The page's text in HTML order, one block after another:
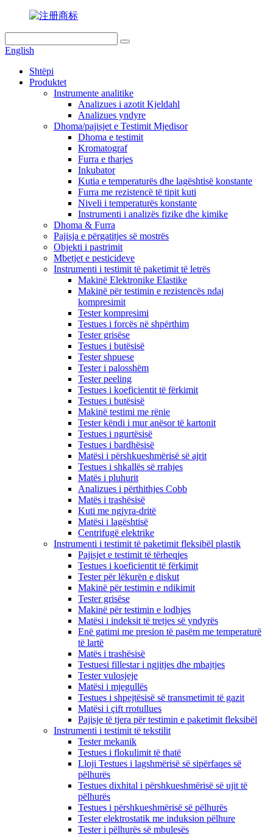
English
Shtëpi
Produktet
Instrumente analitike
Analizues i azotit Kjeldahl
Analizues yndyre
Dhoma/pajisjet e Testimit Mjedisor
Dhoma e testimit
Kromatograf
Furra e tharjes
Inkubator
Kutia e temperaturës dhe lagështisë konstante
Furra me rezistencë të tipit kuti
Niveli i temperaturës konstante
Instrumenti i analizës fizike dhe kimike
Dhoma & Furra
Pajisja e përgatitjes së mostrës
Objekti i pastrimit
Mbetjet e pesticideve
Instrumenti i testimit të paketimit të letrës
Makinë Elektronike Elastike
Makinë për testimin e rezistencës ndaj
kompresimit
Tester kompresimi
Testues i forcës në shpërthim
Tester grisëse
Testues i butësisë
Tester shpuese
Tester i palosshëm
Tester peeling
Testues i koeficientit të fërkimit
Testues i butësisë
Makinë testimi me rënie
Tester këndi i mur anësor të kartonit
Testues i ngurtësisë
Testues i bardhësisë
Matësi i përshkueshmërisë së ajrit
Testues i shkallës së rrahjes
Matës i pluhurit
Analizues i përthithjes Cobb
Matës i trashësisë
Kuti me ngjyra-dritë
Matësi i lagështisë
Centrifugë elektrike
Instrumenti i testimit të paketimit fleksibël plastik
Pajisjet e testimit të tërheqjes
Testues i koeficientit të fërkimit
Tester për lëkurën e diskut
Makinë për testimin e ndikimit
Tester grisëse
Makinë për testimin e lodhjes
Matësi i indeksit të tretjes së yndyrës
Enë gatimi me presion të pasëm me temperaturë
të lartë
Matës i trashësisë
Testuesi fillestar i ngjitjes dhe mbajtjes
Tester vulosjeje
Matësi i mjegullës
Testues i shpejtësisë së transmetimit të gazit
Matësi i çift rrotullues
Pajisje të tjera për testimin e paketimit fleksibël
Instrumenti i testimit të tekstilit
Tester mekanik
Testues i flokulimit të thatë
Lloji Testues i lagshmërisë së sipërfaqes së
pëlhurës
Testues dixhital i përshkueshmërisë së ujit të
pëlhurës
Testues i përshkueshmërisë së pëlhurës
Tester elektrostatik me induksion pëlhure
Tester i pëlhurës së mbulesës